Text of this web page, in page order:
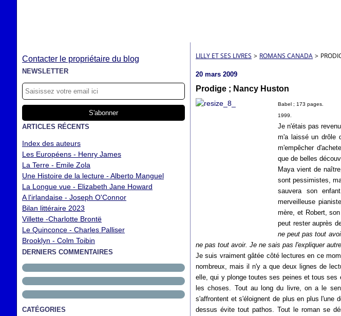
Contacter le propriétaire du blog
NEWSLETTER
ARTICLES RÉCENTS
Index des auteurs
Les Européens - Henry James
La Terre - Emile Zola
Une Histoire de la lecture - Alberto Manguel
La Longue vue - Elizabeth Jane Howard
A l'irlandaise - Joseph O'Connor
Bilan littéraire 2023
Villette -Charlotte Brontë
Le Quinconce - Charles Palliser
Brooklyn - Colm Toibin
DERNIERS COMMENTAIRES
CATÉGORIES
LILLY ET SES LIVRES > ROMANS CANADA >
20 mars 2009
Prodige ; Nancy Huston
Babel ; 173 pages.
1999.
Je n'étais pas
m'a laissé un drôle
m'empêcher
que de belles
Maya vient de
sont pessimistes,
sauvera son
merveilleuse
mère, et Robert,
peut rester auprès
ne peut pas tout
ne pas tout avoir. Je ne sais pas l'expliquer
Je suis vraiment gâtée côté lectures en ce
nombreux, mais il n'y a que deux lignes de
elle, qui y plonge toutes ses peines et tous
les choses. Tout au long du livre, on a le
s'affrontent et s'éloignent de plus en plus l'une
dessus évite tout pathos. Tout le roman se